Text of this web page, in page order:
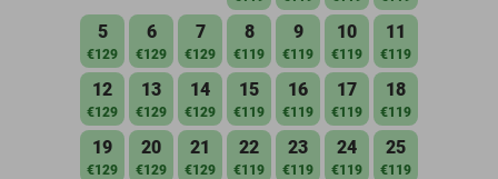
5
€129
6
€129
7
€129
8
€119
9
€119
10
€119
11
€119
12
€129
13
€129
14
€129
15
€119
16
€119
17
€119
18
€119
19
€129
20
€129
21
€129
22
€119
23
€119
24
€119
25
€119